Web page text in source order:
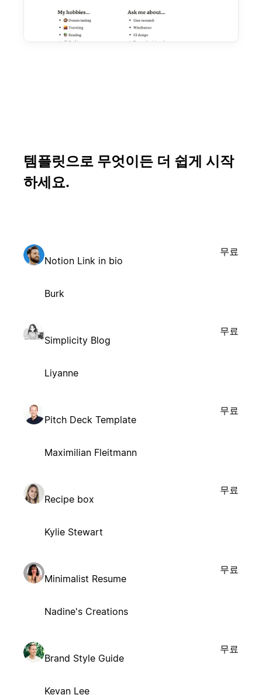
템플릿으로 무엇이든 더 쉽게 시작
하세요.
Notion Link in bio
Burk
무료
Simplicity Blog
Liyanne
무료
Pitch Deck Template
Maximilian Fleitmann
무료
Recipe box
Kylie Stewart
무료
Minimalist Resume
Nadine's Creations
무료
Brand Style Guide
Kevan Lee
무료